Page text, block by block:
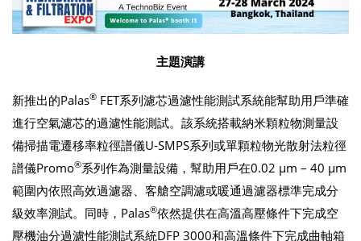
主題演講
新推出的Palas® FET系列濾芯過濾性能測試系統能幫助用戶準確
進行空氣濾芯的過濾性能測試。該系統搭載納米顆粒物測量設
備掃描電遷移率粒徑譜儀U-SMPS系列或單顆粒物光散射法粒徑
譜儀Promo®系列作為測量設備，幫助用戶在0.02 μm – 40 μm
範圍內依照高效過濾器、客艙空調濾或暖通過濾器標準完成分
級效率測試。同時，Palas®依然提供在高溫高壓條件下完成空
壓機油分過濾性能測試系統DFP 3000和高溫條件下完成曲軸箱